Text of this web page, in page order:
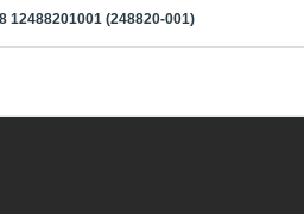
12488201001 (248820-001)